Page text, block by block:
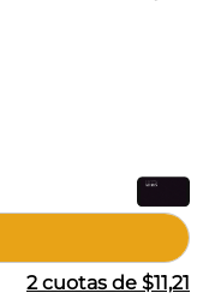
2cuotas de $11,21